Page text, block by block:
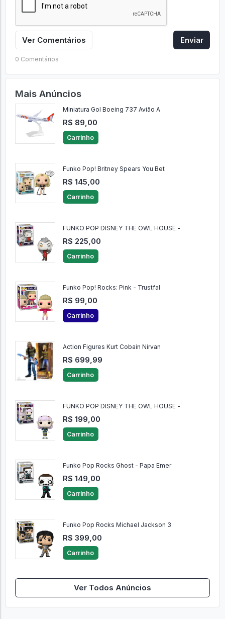
Ver Comentários Enviar
0 Comentários
Mais Anúncios
Miniatura Gol Boeing 737 Avião A
R$ 89,00
Carrinho
Funko Pop! Britney Spears You Bet
R$ 145,00
Carrinho
FUNKO POP DISNEY THE OWL HOUSE -
R$ 225,00
Carrinho
Funko Pop! Rocks: Pink - Trustfal
R$ 99,00
Carrinho
Action Figures Kurt Cobain Nirvan
R$ 699,99
Carrinho
FUNKO POP DISNEY THE OWL HOUSE -
R$ 199,00
Carrinho
Funko Pop Rocks Ghost - Papa Emer
R$ 149,00
Carrinho
Funko Pop Rocks Michael Jackson 3
R$ 399,00
Carrinho
Ver Todos Anúncios